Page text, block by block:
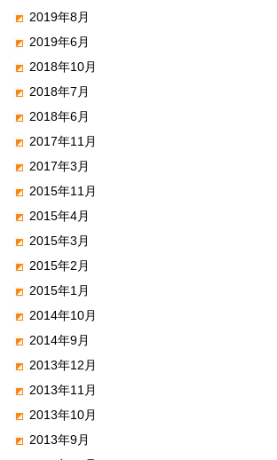
2019年8月
2019年6月
2018年10月
2018年7月
2018年6月
2017年11月
2017年3月
2015年11月
2015年4月
2015年3月
2015年2月
2015年1月
2014年10月
2014年9月
2013年12月
2013年11月
2013年10月
2013年9月